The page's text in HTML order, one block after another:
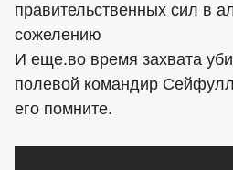
правительственных сил в
сожелению
И еще.во время захвата
полевой командир
его помните.